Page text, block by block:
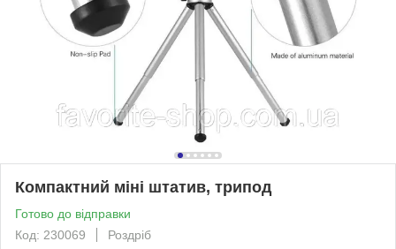
Компактний міні штатив, трипод
Готово до відправки
Код: 230069
Роздріб